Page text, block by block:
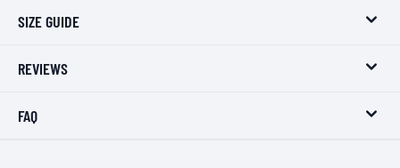
SIZE GUIDE
REVIEWS
FAQ